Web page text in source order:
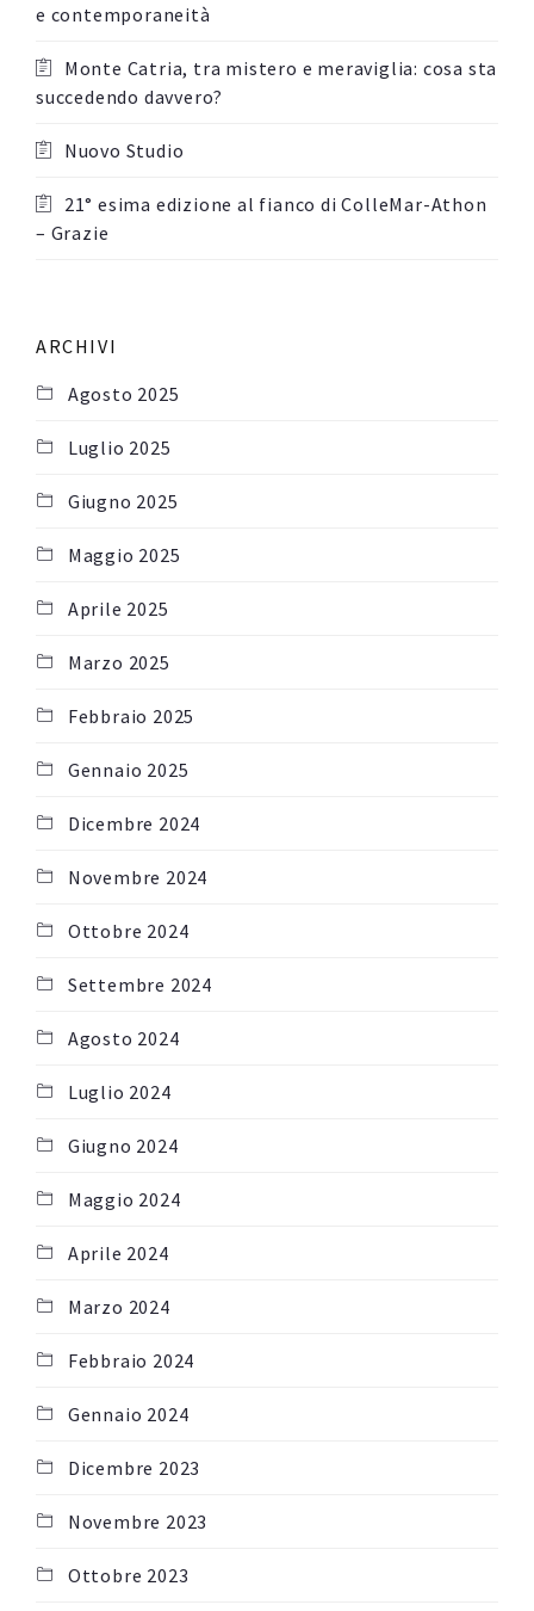
e contemporaneità
Monte Catria, tra mistero e meraviglia: cosa sta
succedendo davvero?
Nuovo Studio
21° esima edizione al fianco di ColleMar-Athon
– Grazie
ARCHIVI
Agosto 2025
Luglio 2025
Giugno 2025
Maggio 2025
Aprile 2025
Marzo 2025
Febbraio 2025
Gennaio 2025
Dicembre 2024
Novembre 2024
Ottobre 2024
Settembre 2024
Agosto 2024
Luglio 2024
Giugno 2024
Maggio 2024
Aprile 2024
Marzo 2024
Febbraio 2024
Gennaio 2024
Dicembre 2023
Novembre 2023
Ottobre 2023